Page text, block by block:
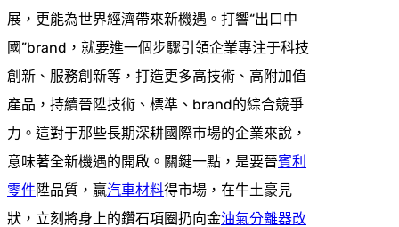
展，更能為世界經濟帶來新機遇。打響“出口中
國”brand，就要進一個步驟引領企業專注于科技
創新、服務創新等，打造更多高技術、高附加值
產品，持續晉陞技術、標準、brand的綜合競爭
力。這對于那些長期深耕國際市場的企業來說，
意味著全新機遇的開啟。關鍵一點，是要晉賓利
零件陞品質，贏汽車材料得市場，在牛土豪見
狀，立刻將身上的鑽石項圈扔向金油氣分離器改